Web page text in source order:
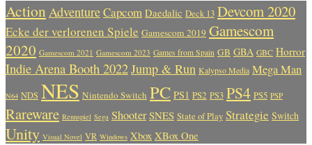
Action AdventureCapcom Daedalic Deck 13 Devcom 2020
Ecke der verlorenen Spiele Gamescom 2019 Gamescom
2020 Gamescom 2021 Gamescom 2023 Games from Spain GB GBA GBC Horror
Indie Arena Booth 2022Jump & Run Kalypso Media Mega Man
N64 NDS NES Nintendo Switch PC PS1 PS2 PS3 PS4 PS5 PSP
Rareware Rennspiel Sega Shooter SNES State of Play Strategie Switch
Unity Visual Novel VR Windows Xbox XBox One